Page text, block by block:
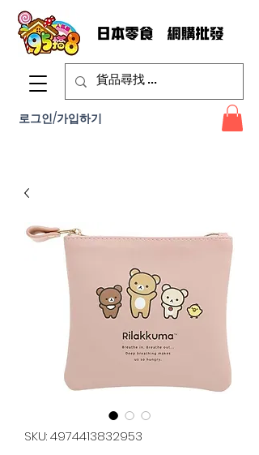
로그인/가입하기
SKU: 4974413832953